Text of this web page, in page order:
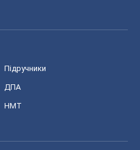
Підручники
ДПА
НМТ